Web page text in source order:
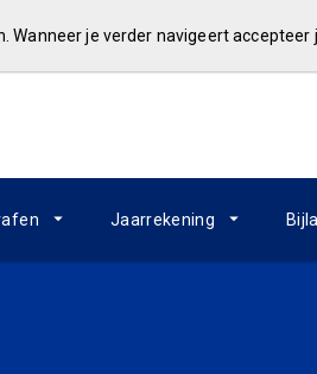
Wanneer je verder navigeert accepteer
Jaarrekening